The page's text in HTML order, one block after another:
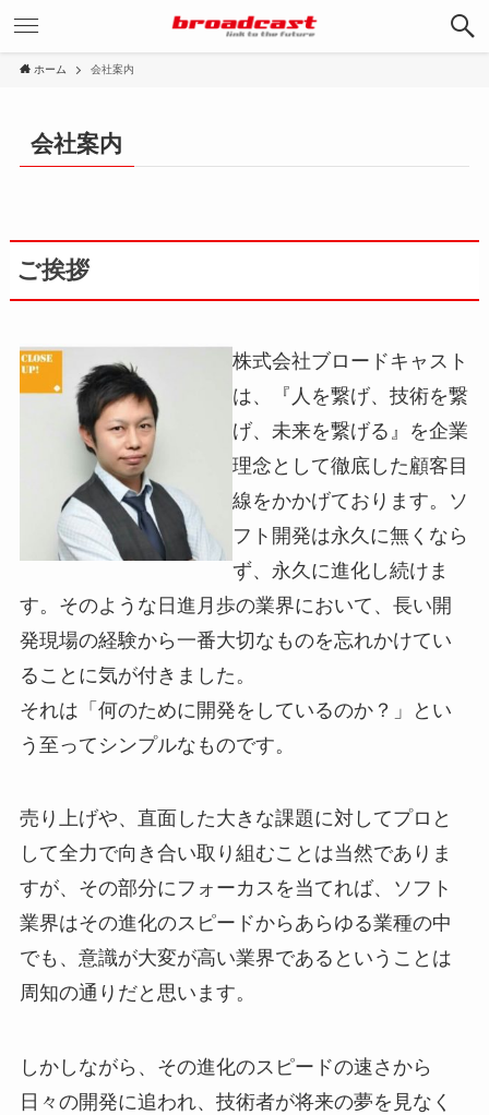
ホーム 会社案内
会社案内
ご挨拶
株式会社ブロードキャスト
は、『人を繋げ、技術を繋
げ、未来を繋げる』を企業
理念として徹底した顧客目
線をかかげております。ソ
フト開発は永久に無くなら
ず、永久に進化し続けま
す。そのような日進月歩の業界において、長い開
発現場の経験から一番大切なものを忘れかけてい
ることに気が付きました。
それは「何のために開発をしているのか？」とい
う至ってシンプルなものです。
売り上げや、直面した大きな課題に対してプロと
して全力で向き合い取り組むことは当然でありま
すが、その部分にフォーカスを当てれば、ソフト
業界はその進化のスピードからあらゆる業種の中
でも、意識が大変が高い業界であるということは
周知の通りだと思います。
しかしながら、その進化のスピードの速さから
日々の開発に追われ、技術者が将来の夢を見なく